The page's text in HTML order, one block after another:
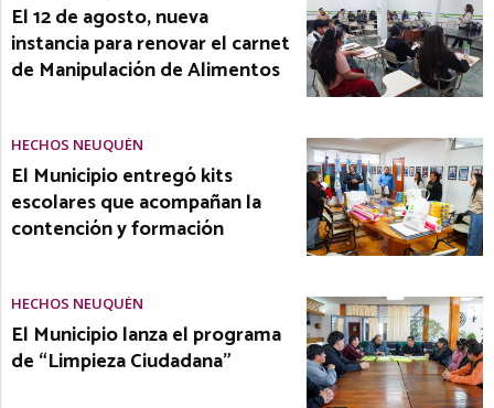
El 12 de agosto, nueva
instancia para renovar el carnet
de Manipulación de Alimentos
HECHOS NEUQUÉN
El Municipio entregó kits
escolares que acompañan la
contención y formación
HECHOS NEUQUÉN
El Municipio lanza el programa
de “Limpieza Ciudadana”